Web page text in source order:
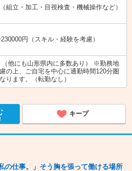
組立・加工・目視検査・機械操作など）
円（スキル・経験を考慮）
（他にも山形県内に多数あり） ※勤務地
の上、ご自宅を中心に通勤時間120分圏
ります。（転勤なし）
キープ
の仕事。」そう胸を張って働ける場所